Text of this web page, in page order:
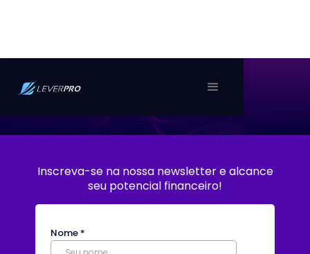
Inscreva-se na nossa newsletter e alcance
seu potencial financeiro!